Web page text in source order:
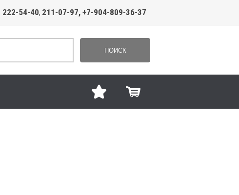
222-54-40, 211-07-97, +7-904-809-36-37
ПОИСК